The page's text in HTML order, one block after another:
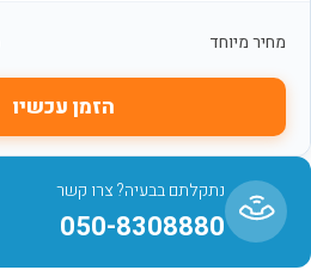
מחיר מיוחד
הזמן עכשיו
נתקלתם בבעיה? צרו קשר
050-8308880